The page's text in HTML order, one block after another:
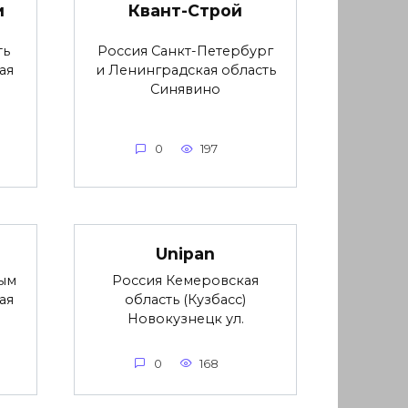
Квант-Строй
Россия Санкт-Петербург
и Ленинградская область
Синявино
0 197
Unipan
Россия Кемеровская
область (Кузбасс)
Новокузнецк ул.
0 168